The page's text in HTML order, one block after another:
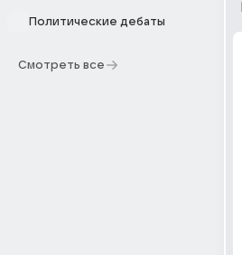
Политические дебаты
Смотреть все